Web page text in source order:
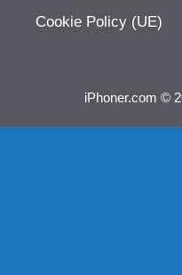
Cookie Policy (UE)
iPhoner.com ©